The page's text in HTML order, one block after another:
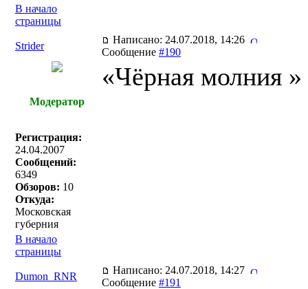
В начало
страницы
Strider
Написано: 24.07.2018, 14:26
Сообщение #190
Модератор
Регистрация:
24.04.2007
Сообщений:
6349
Обзоров: 10
Откуда:
Московская
губерния
«Чëрная молния
В начало
страницы
Dumon_RNR
Написано: 24.07.2018, 14:27
Сообщение #191